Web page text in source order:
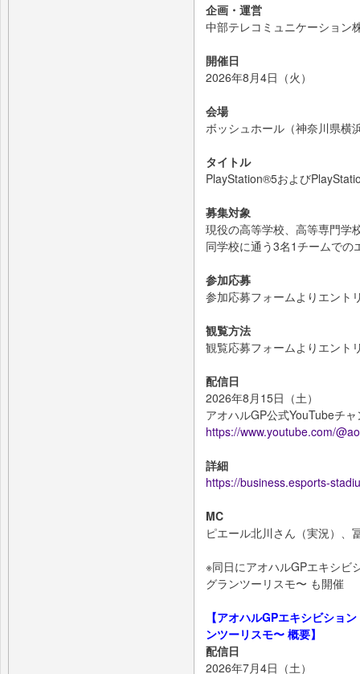
企画・運営
中部テレコミュニケーション
開催日
2026年8月4日（火）
会場
ボッシュホール（神奈川県横
タイトル
PlayStation®5および
募集対象
現役の高等学校、高等専門学
同学校に通う3名1チームでの
参加応募
参加応募フォームよりエント
観覧方法
観覧応募フォームよりエント
配信日
2026年8月15日（土）
アオハルGP公式YouTubeチ
https://www.youtube.com/
詳細
https://business.esports-
MC
ピエール北川さん（実況）、
※同日にアオハルGPエキシビ
グランツーリスモ〜 も開催
【アオハルGPエキシビシ
ンツーリスモ〜 概要】
配信日
2026年7月4日（土）